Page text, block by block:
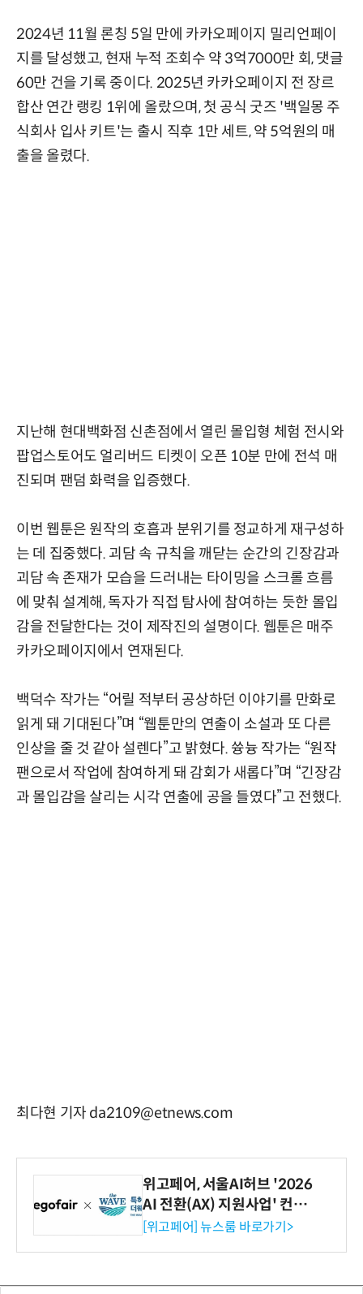
2024년 11월 론칭 5일 만에 카카오페이지 밀리언페이
지를 달성했고, 현재 누적 조회수 약 3억7000만 회, 댓글
60만 건을 기록 중이다. 2025년 카카오페이지 전 장르
합산 연간 랭킹 1위에 올랐으며, 첫 공식 굿즈 '백일몽 주
식회사 입사 키트'는 출시 직후 1만 세트, 약 5억원의 매
출을 올렸다.
지난해 현대백화점 신촌점에서 열린 몰입형 체험 전시와
팝업스토어도 얼리버드 티켓이 오픈 10분 만에 전석 매
진되며 팬덤 화력을 입증했다.
이번 웹툰은 원작의 호흡과 분위기를 정교하게 재구성하
는 데 집중했다. 괴담 속 규칙을 깨닫는 순간의 긴장감과
괴담 속 존재가 모습을 드러내는 타이밍을 스크롤 흐름
에 맞춰 설계해, 독자가 직접 탐사에 참여하는 듯한 몰입
감을 전달한다는 것이 제작진의 설명이다. 웹툰은 매주
카카오페이지에서 연재된다.
백덕수 작가는 “어릴 적부터 공상하던 이야기를 만화로
읽게 돼 기대된다”며 “웹툰만의 연출이 소설과 또 다른
인상을 줄 것 같아 설렌다”고 밝혔다. 쓩늉 작가는 “원작
팬으로서 작업에 참여하게 돼 감회가 새롭다”며 “긴장감
과 몰입감을 살리는 시각 연출에 공을 들였다”고 전했다.
최다현 기자 da2109@etnews.com
위고페어, 서울AI허브 '2026
AI 전환(AX) 지원사업' 컨소
시엄 선정
[위고페어] 뉴스룸 바로가기>